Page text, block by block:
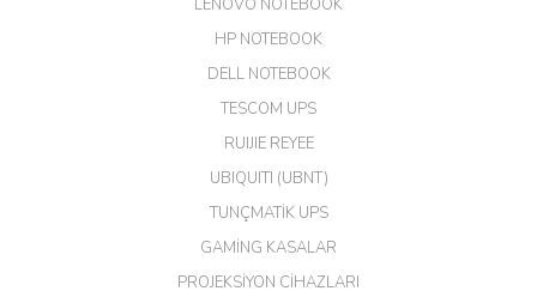
GÜRKAN KETHÜDAOĞLU |
Her şey için teşekkür ederim çok
LENOVO NOTEBOOK
HP NOTEBOOK
DELL NOTEBOOK
TESCOM UPS
RUIJIE REYEE
UBIQUITI (UBNT)
TUNÇMATİK UPS
GAMİNG KASALAR
PROJEKSİYON CİHAZLARI